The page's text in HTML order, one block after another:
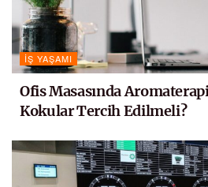
İŞ YAŞAMI
Ofis Masasında
Kokular Tercih Edilmeli?